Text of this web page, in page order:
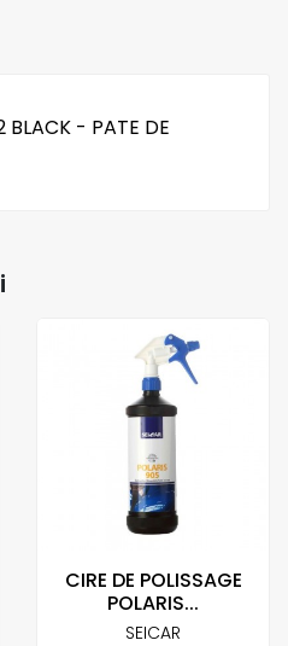
BLACK - PATE DE
CIRE DE POLISSAGE
POLARIS...
SEICAR